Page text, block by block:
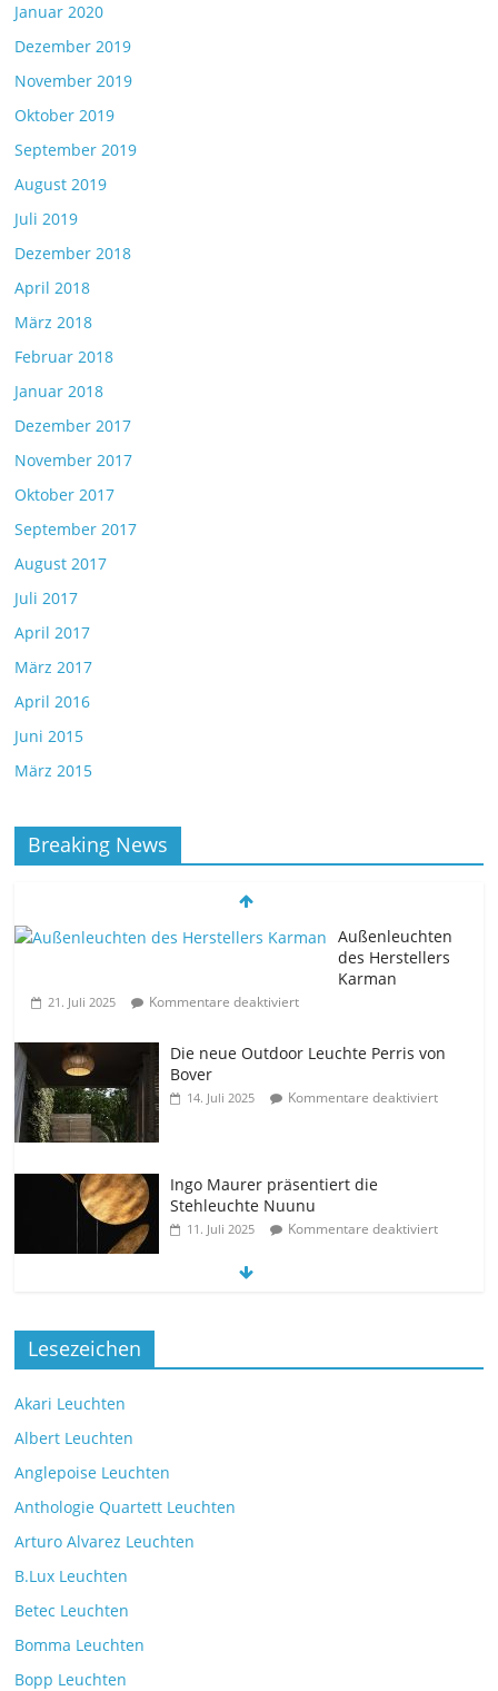
Januar 2020
Dezember 2019
November 2019
Oktober 2019
September 2019
August 2019
Juli 2019
Dezember 2018
April 2018
März 2018
Februar 2018
Januar 2018
Dezember 2017
November 2017
Oktober 2017
September 2017
August 2017
Juli 2017
April 2017
März 2017
April 2016
Juni 2015
März 2015
Breaking News
Außenleuchten
des Herstellers
Karman
21. Juli 2025 Kommentare deaktiviert
Die neue Outdoor Leuchte Perris von
Bover
14. Juli 2025 Kommentare deaktiviert
Ingo Maurer präsentiert die
Stehleuchte Nuunu
11. Juli 2025 Kommentare deaktiviert
Die Leuchtenkollektion Mona des tschechischen
Lesezeichen
Akari Leuchten
Albert Leuchten
Anglepoise Leuchten
Anthologie Quartett Leuchten
Arturo Alvarez Leuchten
B.Lux Leuchten
Betec Leuchten
Bomma Leuchten
Bopp Leuchten